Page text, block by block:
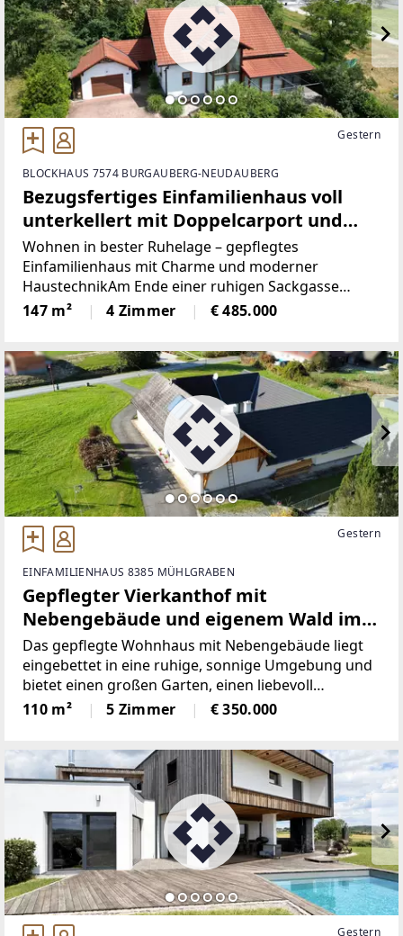
Gestern
BLOCKHAUS 7574 BURGAUBERG-NEUDAUBERG
Bezugsfertiges Einfamilienhaus voll
unterkellert mit Doppelcarport und
Garage am Ende einer Sackgasse
Wohnen in bester Ruhelage – gepflegtes
Einfamilienhaus mit Charme und moderner
HaustechnikAm Ende einer ruhigen Sackgasse
erwartet Sie dieses liebevoll gepflegte
Einfamilienhaus in solider Massivbauweise, das mit
147 m² 4 Zimmer € 485.000
Gestern
EINFAMILIENHAUS 8385 MÜHLGRABEN
Gepflegter Vierkanthof mit
Nebengebäude und eigenem Wald im
idyllischen Südburgenland.
Das gepflegte Wohnhaus mit Nebengebäude liegt
eingebettet in eine ruhige, sonnige Umgebung und
bietet einen großen Garten, einen liebevoll
gestalteten Innenhof und sogar ein eigenes
Waldgrundstück. Hier spürt man sofort das Gefühl
110 m² 5 Zimmer € 350.000
Gestern